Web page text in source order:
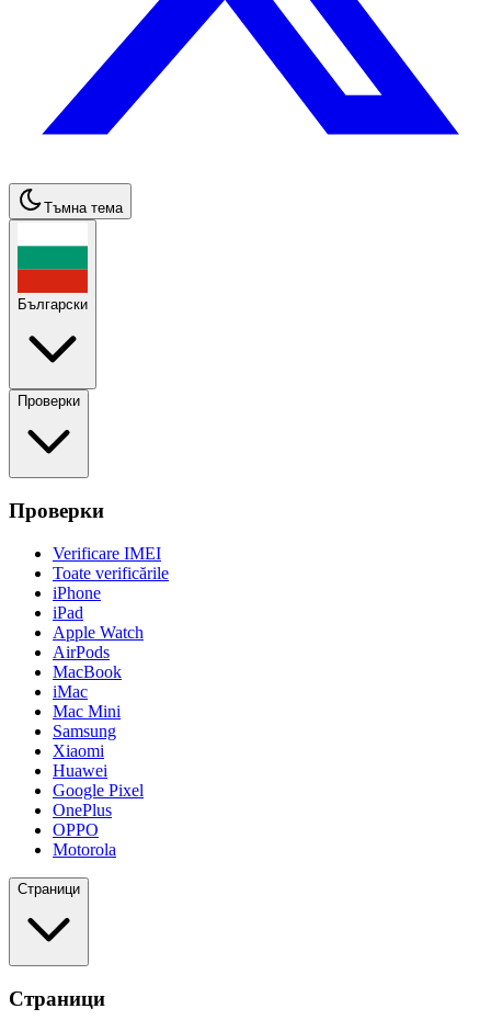
Тъмна тема
Български
Проверки
Проверки
Verificare IMEI
Toate verificările
iPhone
iPad
Apple Watch
AirPods
MacBook
iMac
Mac Mini
Samsung
Xiaomi
Huawei
Google Pixel
OnePlus
OPPO
Motorola
Страници
Страници